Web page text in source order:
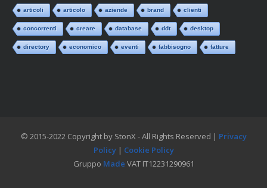
articoli articolo aziende brand clienti
concorrenti creare database ddt desktop
directory economico eventi fabbisogno fatture
© 2015-2022 Copyright by StonX - All Rights Reserved | Privacy
Policy| Cookie Policy
Gruppo Made VAT IT12231290961